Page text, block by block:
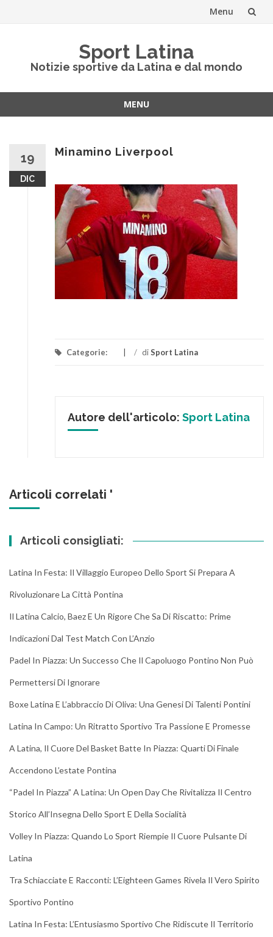
Menu
Sport Latina
Notizie sportive da Latina e dal mondo
MENU
19
DIC
Minamino Liverpool
Categorie: / diSport Latina
Autore dell'articolo: Sport Latina
Articoli correlati '
Articoli consigliati:
Latina In Festa: Il Villaggio Europeo Dello Sport Si Prepara A
Rivoluzionare La Città Pontina
Il Latina Calcio, Baez E Un Rigore Che Sa Di Riscatto: Prime
Indicazioni Dal Test Match Con L’Anzio
Padel In Piazza: Un Successo Che Il Capoluogo Pontino Non Può
Permettersi Di Ignorare
Boxe Latina E L’abbraccio Di Oliva: Una Genesi Di Talenti Pontini
Latina In Campo: Un Ritratto Sportivo Tra Passione E Promesse
A Latina, Il Cuore Del Basket Batte In Piazza: Quarti Di Finale
Accendono L’estate Pontina
“Padel In Piazza” A Latina: Un Open Day Che Rivitalizza Il Centro
Storico All’Insegna Dello Sport E Della Socialità
Volley In Piazza: Quando Lo Sport Riempie Il Cuore Pulsante Di
Latina
Tra Schiacciate E Racconti: L’Eighteen Games Rivela Il Vero Spirito
Sportivo Pontino
Latina In Festa: L’Entusiasmo Sportivo Che Ridiscute Il Territorio